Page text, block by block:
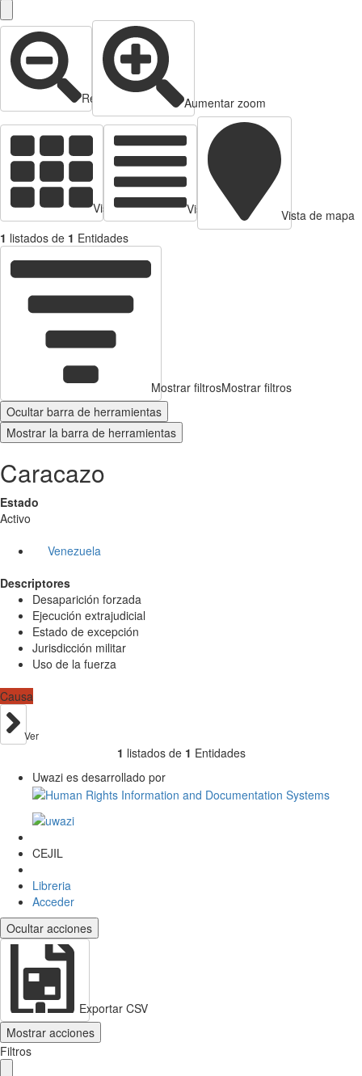
Reducir zoom Aumentar zoom
Vista de tarjetas Vista de Tabla
Vista de mapa
1 listados de 1 Entidades
Mostrar filtrosMostrar filtros
Ocultar barra de herramientas
Mostrar la barra de herramientas
Caracazo
Estado
Activo
Venezuela
Descriptores
Desaparición forzada
Ejecución extrajudicial
Estado de excepción
Jurisdicción militar
Uso de la fuerza
Causa
Ver
1 listados de 1 Entidades
Uwazi es desarrollado por
CEJIL
Libreria
Acceder
Ocultar acciones
Exportar CSV
Mostrar acciones
Filtros